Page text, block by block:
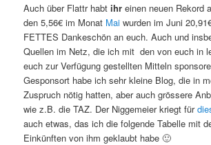
Auch über Flattr habtihr einen neuen Rekord
den 5,56€ im Monat Maiwurden im Juni
FETTES Dankeschön an euch. Auch und
Quellen im Netz, die ich mit den von euch in
euch zur Verfügung gestellten Mitteln
Gesponsort habe ich sehr kleine Blog, die in
Zuspruch nötig hatten, aber auch grössere
wie z.B. die TAZ. Der Niggemeier kriegt für
auch etwas, das ich die folgende Tabelle mit
Einkünften von ihm geklaubt habe 🙂